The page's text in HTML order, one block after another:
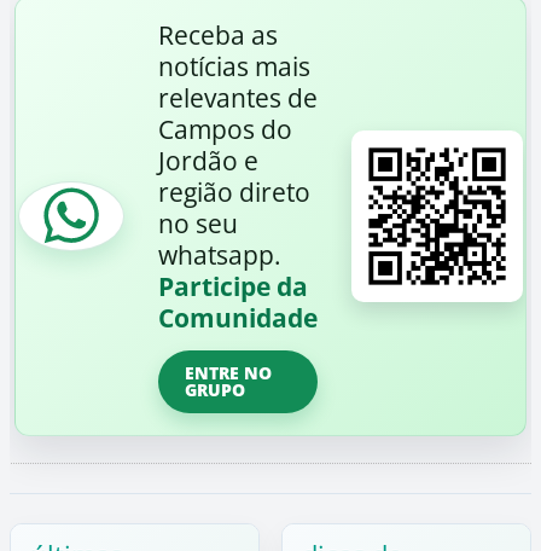
Receba as
notícias mais
relevantes de
Campos do
Jordão e
região direto
no seu
whatsapp.
Participe da
Comunidade
ENTRE NO
GRUPO